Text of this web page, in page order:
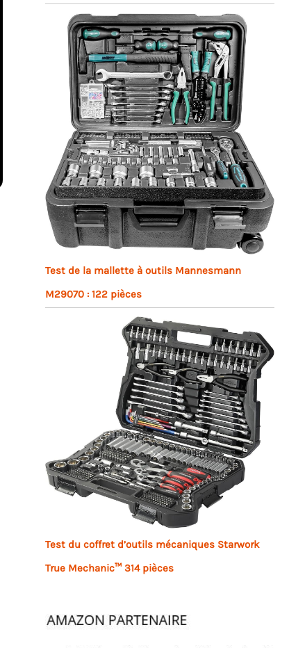
Test de la mallette à outils Mannesmann
M29070 : 122 pièces
Test du coffret d’outils mécaniques Starwork
True Mechanic™ 314 pièces